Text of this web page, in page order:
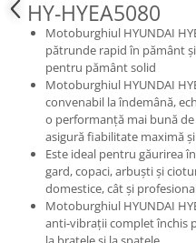
Masini de spalat vase
Masini de spalat vase
independente
Motoburghiu/Foreza pamant
Pachete Incorporabile
Pirostrii & Arzatoare
Plasa umbrire
Pompe de stropit
Radiatoare
HY-HYEA5080
Motoburghiul HYUNDAI
pătrunde rapid în pământ
pentru pământ solid
Motoburghiul HYUNDAI
convenabil la îndemână,
o performanță mai bună
asigură fiabilitate maximă
Este ideal pentru găurirea
gard, copaci, arbuști și
domestice, cât și
Motoburghiul HYUNDAI
anti-vibrații complet închis